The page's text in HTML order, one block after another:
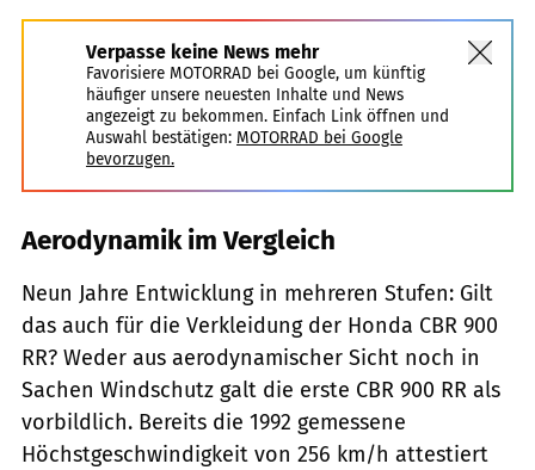
Verpasse keine News mehr
Favorisiere MOTORRAD bei Google, um künftig
häufiger unsere neuesten Inhalte und News
angezeigt zu bekommen. Einfach Link öffnen und
Auswahl bestätigen: MOTORRAD bei Google
bevorzugen.
Aerodynamik im Vergleich
Neun Jahre Entwicklung in mehreren Stufen: Gilt
das auch für die Verkleidung der Honda CBR 900
RR? Weder aus aerodynamischer Sicht noch in
Sachen Windschutz galt die erste CBR 900 RR als
vorbildlich. Bereits die 1992 gemessene
Höchstgeschwindigkeit von 256 km/h attestiert